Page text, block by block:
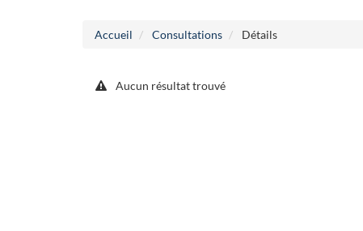
Accueil Consultations Détails
Aucun résultat trouvé